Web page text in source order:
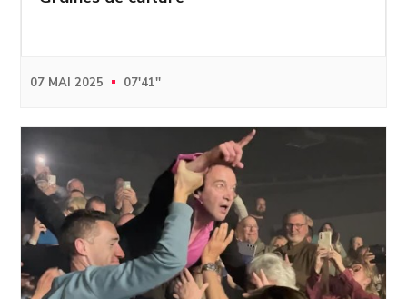
07 MAI 2025 07'41''